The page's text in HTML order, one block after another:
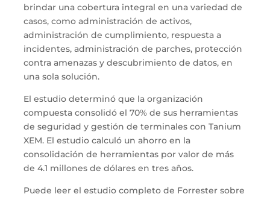
brindar una cobertura integral en una variedad de
casos, como administración de activos,
administración de cumplimiento, respuesta a
incidentes, administración de parches, protección
contra amenazas y descubrimiento de datos, en
una sola solución.
El estudio determinó que la organización
compuesta consolidó el 70% de sus herramientas
de seguridad y gestión de terminales con Tanium
XEM. El estudio calculó un ahorro en la
consolidación de herramientas por valor de más
de 4.1 millones de dólares en tres años.
Puede leer el estudio completo de Forrester sobre